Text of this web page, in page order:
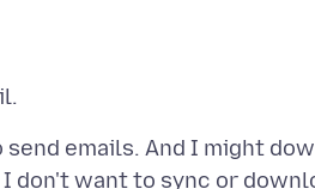
emails. And I might
don't want to sync or